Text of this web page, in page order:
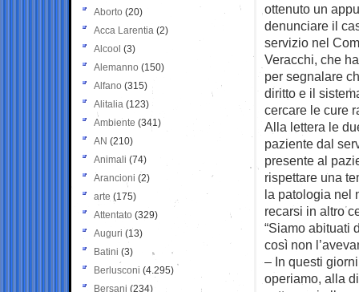
ottenuto un
denunciare il
servizio nel
Veracchi, che
per segnalare
diritto e il
cercare le cure
Alla lettera le
paziente dal
presente al
rispettare una
la patologia nel
recarsi in altro
“Siamo abituati
così non
– In questi
operiamo, alla
Aborto (20)
Acca Larentia (2)
Alcool (3)
Alemanno (150)
Alfano (315)
Alitalia (123)
Ambiente (341)
AN (210)
Animali (74)
Arancioni (2)
arte (175)
Attentato (329)
Auguri (13)
Batini (3)
Berlusconi (4.295)
Bersani (234)